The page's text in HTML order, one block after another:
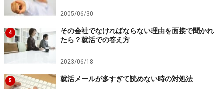
2005/06/30
4
その会社でなければならない理由を面接で聞かれ
たら？就活での答え方
2023/06/18
5 就活メールが多すぎて読めない時の対処法